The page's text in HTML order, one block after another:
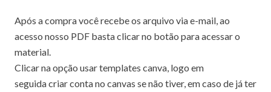
Após a compra você recebe os arquivo via e-mail, ao
acesso nosso PDF basta clicar no botão para acessar o
material.
Clicar na opção usar templates canva, logo em
seguida criar conta no canvas se não tiver, em caso de já ter